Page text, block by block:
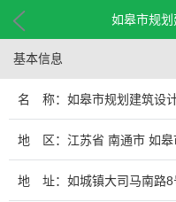
如皋市规
基本信息
名 称：如皋市规划建筑设
地 区：江苏省 南通市 如皋
地 址：如城镇大司马南路8